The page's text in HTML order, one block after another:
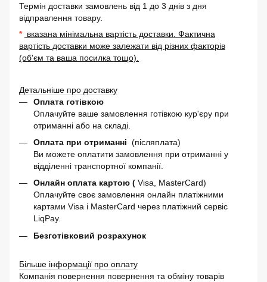
Термін доставки замовлень від 1 до 3 днів з дня
відправлення товару.
* вказана мінімальна вартість доставки. Фактична
вартість доставки може залежати від різних факторів
(об'єм та ваша посилка тощо).
Детальніше про доставку
Оплата готівкою
Оплачуйте ваше замовлення готівкою кур'єру при
отриманні або на складі.
Оплата при отриманні (післяплата)
Ви можете оплатити замовлення при отриманні у
відділенні транспортної компанії.
Онлайн оплата картою ( Visa, MasterCard)
Оплачуйте своє замовлення онлайн платіжними
картами Visa і MasterCard через платіжний сервіс
LiqPay.
Безготівковий розрахунок
Більше інформації про оплату
Компанія повернення повернення та обміну товарів